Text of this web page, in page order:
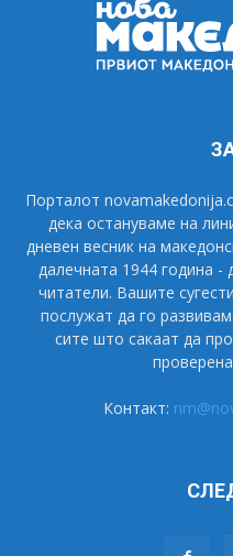
Порталот
дека остануваме на
дневен весник на
далечната 1944 година
читатели. Вашите
послужат да го
сите што сакаат да
Контакт: